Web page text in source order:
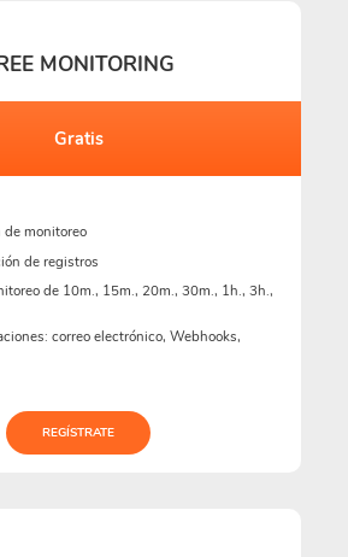
MONITORING
Gratis
monitoreo
de registros
de 10m., 15m., 20m., 30m., 1h., 3h.,
correo electrónico, Webhooks,
REGÍSTRATE